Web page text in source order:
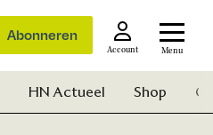
Abonneren
Account Menu
HN Actueel Shop